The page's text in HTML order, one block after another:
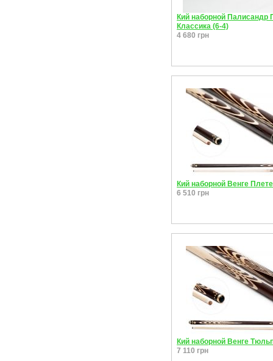
Кий наборной Палисандр
Классика (6-4)
4 680 грн
Кий наборной Венге
6 510 грн
Кий наборной Венге
7 110 грн